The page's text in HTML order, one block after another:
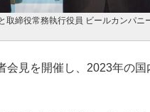
取締役常務執行役員 ビールカンパニ
見を開催し、2023年の国